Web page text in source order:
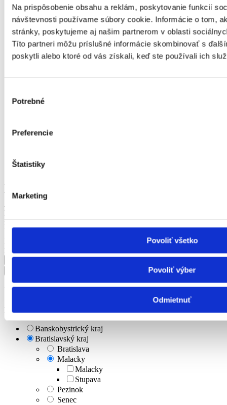
Na prispôsobenie obsahu a reklám, poskytovanie funkcií
návštevnosti používame súbory cookie. Informácie o tom,
stránky, poskytujeme aj našim partnerom v oblasti
Títo partneri môžu príslušné informácie skombinovať s
poskytli alebo ktoré od vás získali, keď ste používali ich
súhlasu
Potrebné
Preferencie
Štatistiky
Marketing
Povoliť všetko
Povoliť výber
Odmietnuť
Management
Marketing, reklama a médiá
Obchod a predaj
Bezpečnosť
Personalistika
Remeselné a pomocné práce
Veda a výskum
Zdravotníctvo a farmácia
Poľnohospodárstvo a lesníctvo
Kvalita a kontrola kvality
úväzok
Vhodné pre
Mzda
Výhody
KĽÚČOVÉ SLOVO
firma
Upresniť výsledok
Lokalita
Banskobystrický kraj
Bratislavský kraj
Bratislava
Malacky
Malacky
Stupava
Pezinok
Senec